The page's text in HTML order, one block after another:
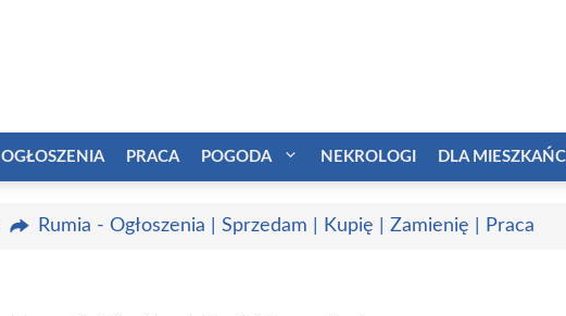
OGŁOSZENIA PRACA POGODA NEKROLOGI DLA
Rumia - Ogłoszenia | Sprzedam | Kupię | Zamienię | Praca